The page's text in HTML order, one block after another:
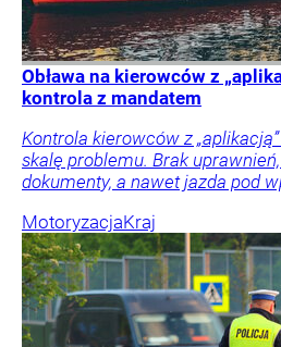
Obława na kierowców z
kontrola z mandatem
Kontrola kierowców z
skalę problemu. Brak
dokumenty, a nawet jazda pod
MotoryzacjaKraj